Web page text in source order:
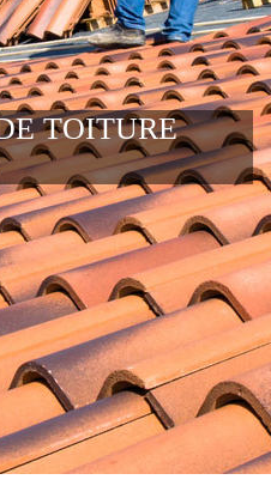
TOITURE